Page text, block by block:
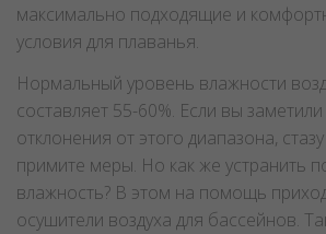
максимально подходящие и
условия для плаванья.
Нормальный уровень влажности
составляет 55-60%. Если вы заметили
отклонения от этого диапазона,
примите меры. Но как же устранить
влажность? В этом на помощь
осушители воздуха для бассейнов.